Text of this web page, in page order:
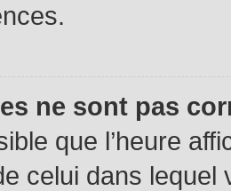
ne sont pas
que l’heure
celui dans